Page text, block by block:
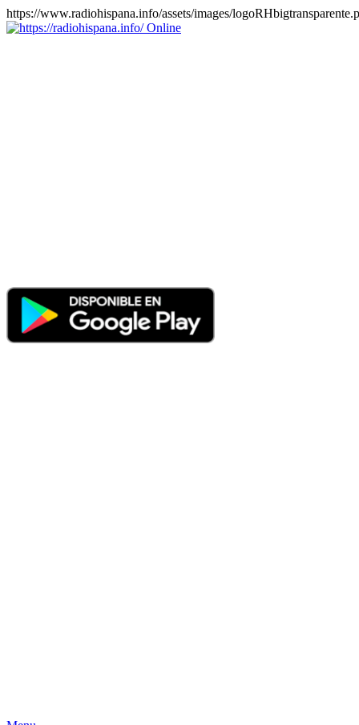
https://www.radiohispana.info/assets/images/
Online